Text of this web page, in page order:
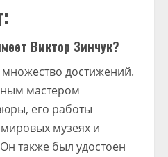
Виктор Зинчук?
достижений.
мастером
его работы
музеях и
также был удостоен